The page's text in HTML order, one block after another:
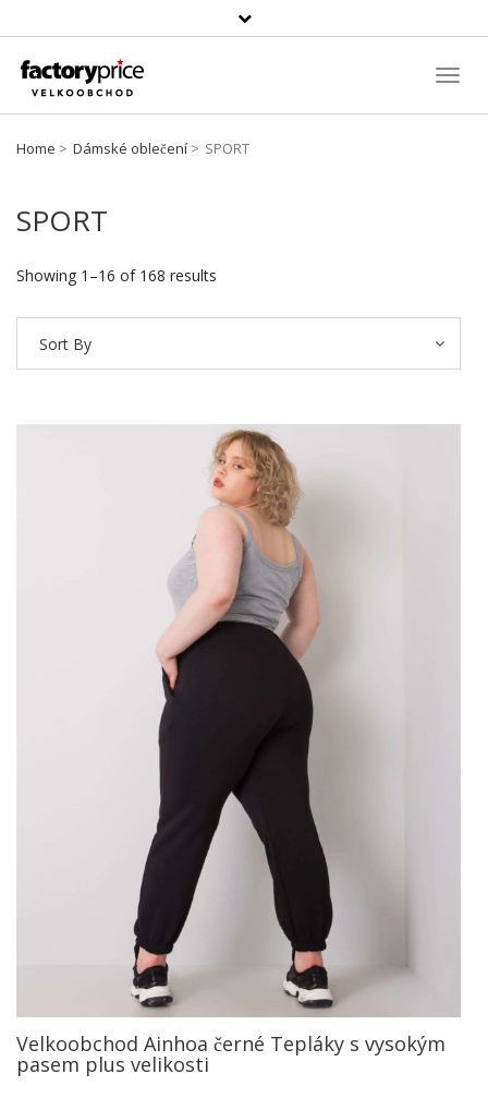
Vyhledávání
Home Dámské oblečení SPORT
SPORT
Showing 1–16 of 168 results
Sort By
Velkoobchod Ainhoa černé Tepláky s vysokým
pasem plus velikosti